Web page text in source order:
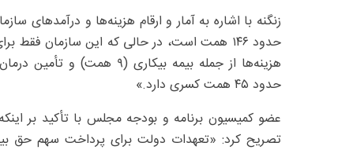
زنگنه با اشاره به آمار و ارقام هزینه‌ها و درآمدهای
حدود ۴۵ همت کسری دارد.»
عضو کمیسیون برنامه و بودجه مجلس با تأکید بر